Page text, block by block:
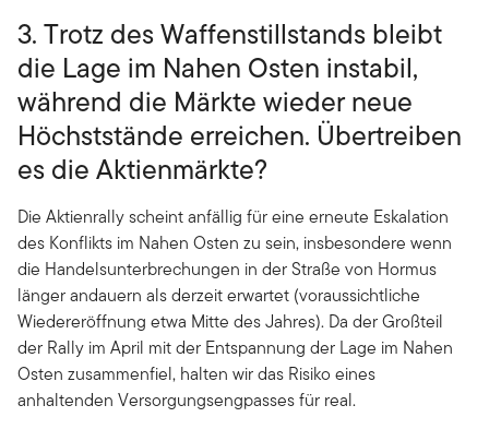
3. Trotz des Waffenstillstands bleibt
die Lage im Nahen Osten instabil,
während die Märkte wieder neue
Höchststände erreichen. Übertreiben
es die Aktienmärkte?
Die Aktienrally scheint anfällig für eine erneute Eskalation
des Konflikts im Nahen Osten zu sein, insbesondere wenn
die Handelsunterbrechungen in der Straße von Hormus
länger andauern als derzeit erwartet (voraussichtliche
Wiedereröffnung etwa Mitte des Jahres). Da der Großteil
der Rally im April mit der Entspannung der Lage im Nahen
Osten zusammenfiel, halten wir das Risiko eines
anhaltenden Versorgungsengpasses für real.